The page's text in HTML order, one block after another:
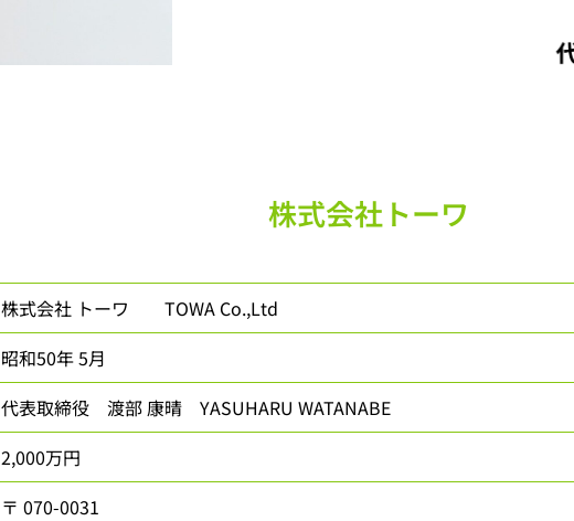
株式会社トーワ
株式会社 トーワ TOWA Co.,Ltd
昭和50年 5月
代表取締役 渡部 康晴 YASUHARU WATANABE
2,000万円
〒 070-0031